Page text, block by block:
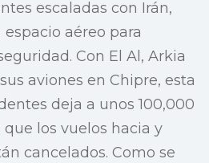
escaladas con Irán,
aéreo para
Con El Al, Arkia
aviones en Chipre, esta
deja a unos 100,000
que los vuelos hacia y
cancelados. Como se